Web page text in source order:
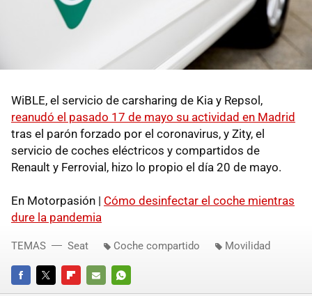
WiBLE, el servicio de carsharing de Kia y Repsol,
reanudó el pasado 17 de mayo su actividad en Madrid
tras el parón forzado por el coronavirus, y Zity, el
servicio de coches eléctricos y compartidos de
Renault y Ferrovial, hizo lo propio el día 20 de mayo.
En Motorpasión | Cómo desinfectar el coche mientras
dure la pandemia
TEMAS Seat Coche compartido Movilidad